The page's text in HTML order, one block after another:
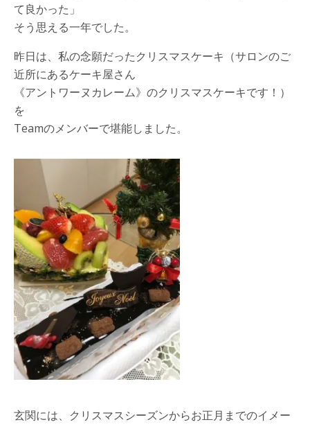
て良かった」
そう思える一年でした。
昨日は、私の念願だったクリスマスケーキ（サロンのご
近所にあるケーキ屋さん
《アントワーヌカレーム》のクリスマスケーキです！）
を
Teamのメンバーで堪能しました。
玄関には、クリスマスシーズンからお正月までのイメー